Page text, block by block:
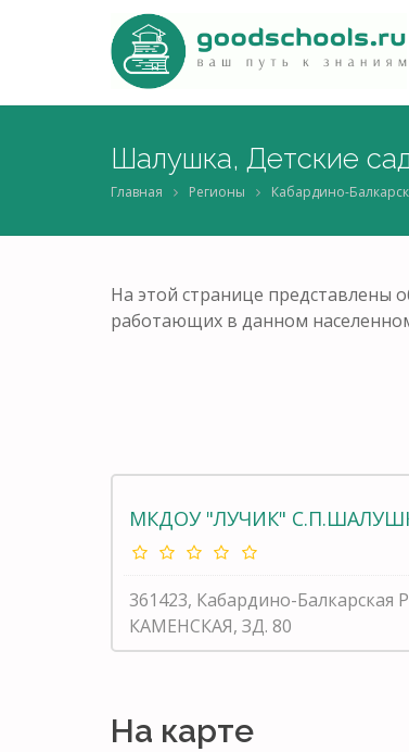
Шалушка, Детские
Главная Регионы Кабардино-
На этой странице представлены
работающих в данном
МКДОУ "ЛУЧИК"
361423, Кабардино-Балкарская
КАМЕНСКАЯ, ЗД. 80
На карте